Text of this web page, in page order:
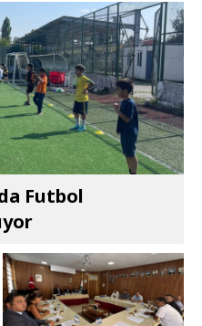
Futbol